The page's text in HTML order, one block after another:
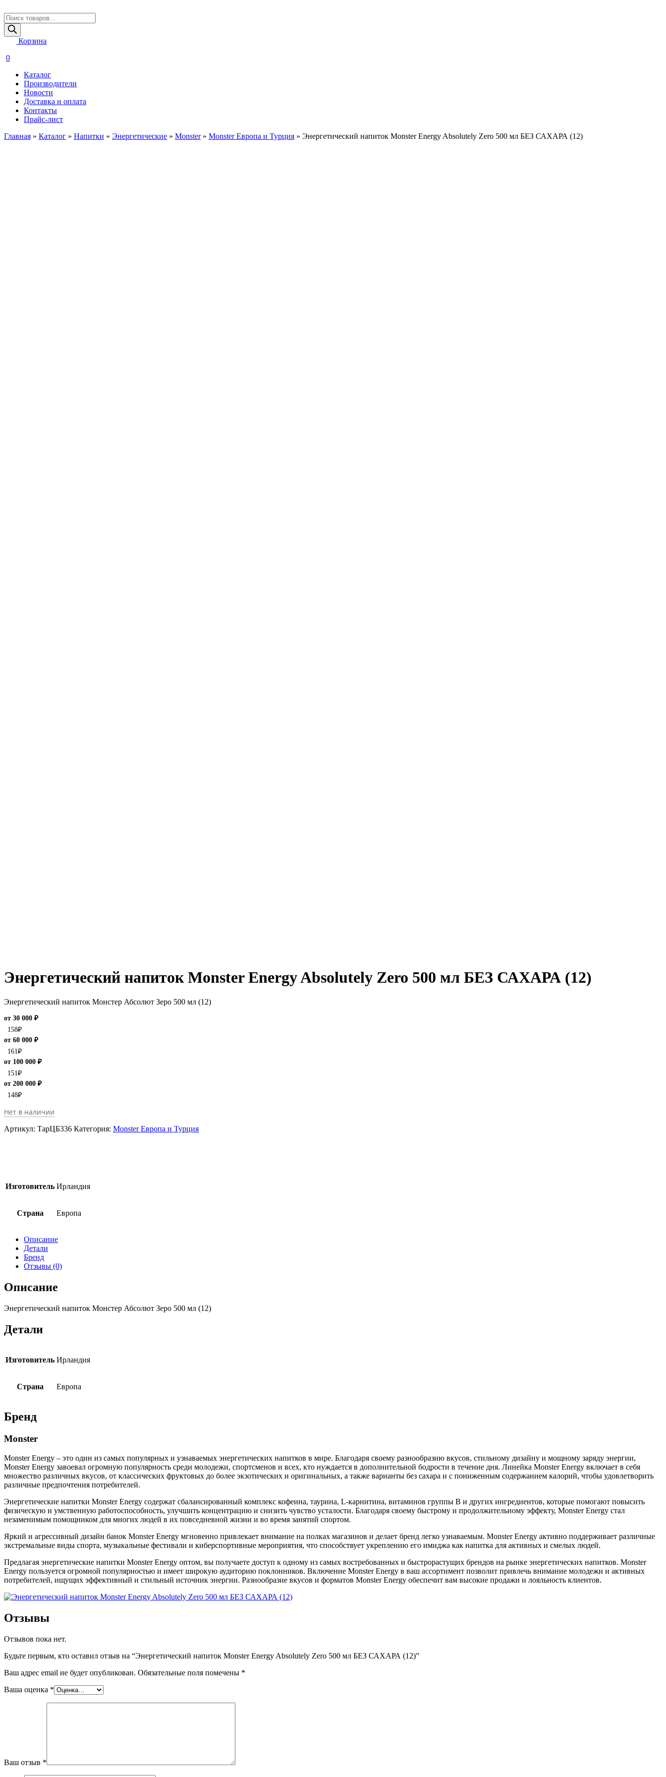
Поиск
товаров
Корзина
0
Каталог
Производители
Новости
Доставка и оплата
Контакты
Прайс-лист
Главная » Каталог » Напитки » Энергетические » Monster» Monster Европа и Турция » Энергетический напиток Monster Energy Absolutely Zero 500 мл БЕЗ САХАРА (12)
Энергетический напиток Monster Energy Absolutely Zero 500 мл БЕЗ САХАРА (12)
Энергетический напиток Монстер Абсолют Зеро 500 мл (12)
от 30 000 ₽
158₽
от 60 000 ₽
161 ₽
от 100 000 ₽
151 ₽
от 200 000 ₽
148₽
Нет в наличии
Артикул: ТарЦБ336 Категория: Monster Европа и Турция
Изготовитель Ирландия
Страна Европа
Описание
Детали
Бренд
Отзывы (0)
Описание
Энергетический напиток Монстер Абсолют Зеро 500 мл (12)
Детали
Изготовитель Ирландия
Страна Европа
Бренд
Monster
Monster Energy – это один из самых популярных и узнаваемых энергетических напитков в мире. Благодаря своему разнообразию вкусов, стильному дизайну и мощному заряду энергии,
Monster Energy завоевал огромную популярность среди молодежи, спортсменов и всех, кто нуждается в дополнительной бодрости в течение дня. Линейка Monster Energy включает в себя
множество различных вкусов, от классических фруктовых до более экзотических и оригинальных, а также варианты без сахара и с пониженным содержанием калорий, чтобы удовлетворить
различные предпочтения потребителей.
Энергетические напитки Monster Energy содержат сбалансированный комплекс кофеина, таурина, L-карнитина, витаминов группы B и других ингредиентов, которые помогают повысить
физическую и умственную работоспособность, улучшить концентрацию и снизить чувство усталости. Благодаря своему быстрому и продолжительному эффекту, Monster Energy стал
незаменимым помощником для многих людей в их повседневной жизни и во время занятий спортом.
Яркий и агрессивный дизайн банок Monster Energy мгновенно привлекает внимание на полках магазинов и делает бренд легко узнаваемым. Monster Energy активно поддерживает различные
экстремальные виды спорта, музыкальные фестивали и киберспортивные мероприятия, что способствует укреплению его имиджа как напитка для активных и смелых людей.
Предлагая энергетические напитки Monster Energy оптом, вы получаете доступ к одному из самых востребованных и быстрорастущих брендов на рынке энергетических напитков. Monster
Energy пользуется огромной популярностью и имеет широкую аудиторию поклонников. Включение Monster Energy в ваш ассортимент позволит привлечь внимание молодежи и активных
потребителей, ищущих эффективный и стильный источник энергии. Разнообразие вкусов и форматов Monster Energy обеспечит вам высокие продажи и лояльность клиентов.
Отзывы
Отзывов пока нет.
Будьте первым, кто оставил отзыв на “Энергетический напиток Monster Energy Absolutely Zero 500 мл БЕЗ САХАРА (12)”
Ваш адрес email не будет опубликован. Обязательные поля помечены *
Ваша оценка *
Ваш отзыв *